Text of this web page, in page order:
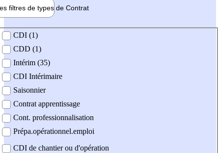
filtres de types de Contrat
contrat
CDI (1)
CDD (1)
Intérim (35)
CDI Intérimaire
Saisonnier
Contrat apprentissage
Cont. professionnalisation
Prépa.opérationnel.emploi
CDI de chantier ou d'opération